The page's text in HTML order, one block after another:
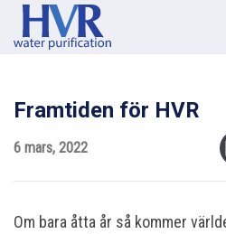
Framtiden för HVR
6 mars, 2022
Om bara åtta år så kommer